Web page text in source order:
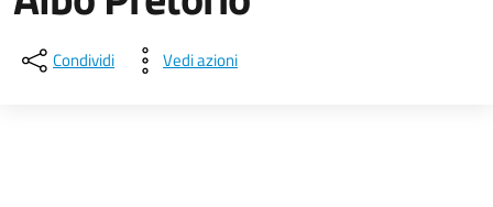
Condividi Vedi azioni